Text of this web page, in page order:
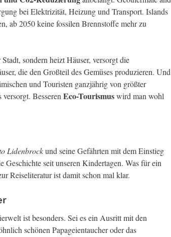
bei Elektrizität, Heizung und Transport. Islands
ab 2050 keine fossilen Brennstoffe mehr zu
sondern heizt Häuser, versorgt die
die den Großteil des Gemüses produzieren. Und
und Touristen ganzjährig von größter
Besseren Eco-Tourismuswird man wohl
Lidenbrockund seine Gefährten mit dem Einstieg
Geschichte seit unseren Kindertagen. Was für ein
Reiseliteratur ist damit schon mal klar.
ist besonders. Sei es ein Ausritt mit den
schönen Papageientaucher oder das